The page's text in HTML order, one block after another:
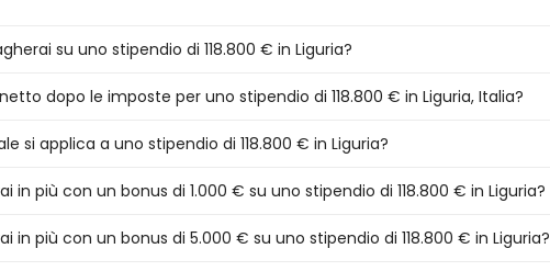
su uno stipendio di 118.800 € in Liguria?
dopo le imposte per uno stipendio di 118.800 € in Liguria, Italia?
si applica a uno stipendio di 118.800 € in Liguria?
in più con un bonus di 1.000 € su uno stipendio di 118.800 € in Liguria?
in più con un bonus di 5.000 € su uno stipendio di 118.800 € in Liguria?